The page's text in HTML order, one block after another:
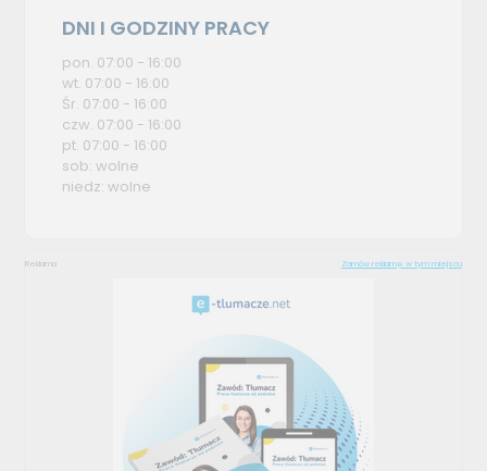
DNI I GODZINY PRACY
pon. 07:00 - 16:00
wt. 07:00 - 16:00
Śr. 07:00 - 16:00
czw. 07:00 - 16:00
pt. 07:00 - 16:00
sob: wolne
niedz: wolne
Reklama Zamów reklamę w tym miejscu